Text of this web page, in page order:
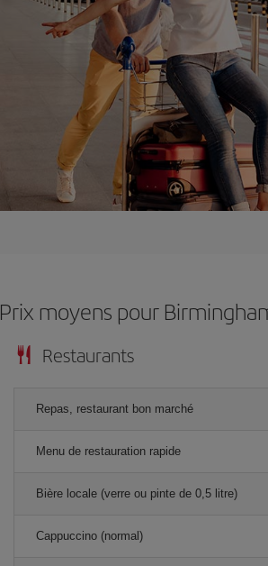
Prix ​​moyens pour
Restaurants
Repas, restaurant bon marché
Menu de restauration rapide
Bière locale (verre ou pinte de 0,5 litre)
Cappuccino (normal)